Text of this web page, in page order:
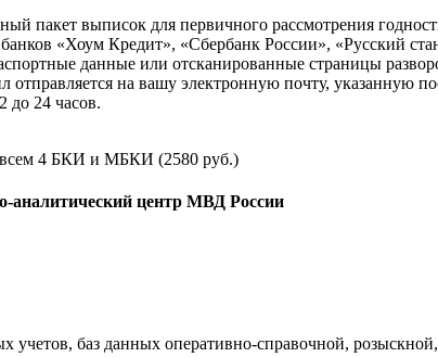
пакет выписок для первичного рассмотрения
«Хоум Кредит», «Сбербанк России», «Русский
данные или отсканированные страницы
на вашу электронную почту, указанную
до 24 часов.
4 БКИ и МБКИ (2580 руб.)
аналитический центр МВД России
учетов, баз данных оперативно-справочной,